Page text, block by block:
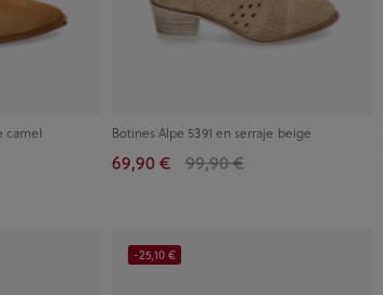
camel Botines Alpe 5391 en serraje beige
69,90 € 99,90 €
-25,10 €